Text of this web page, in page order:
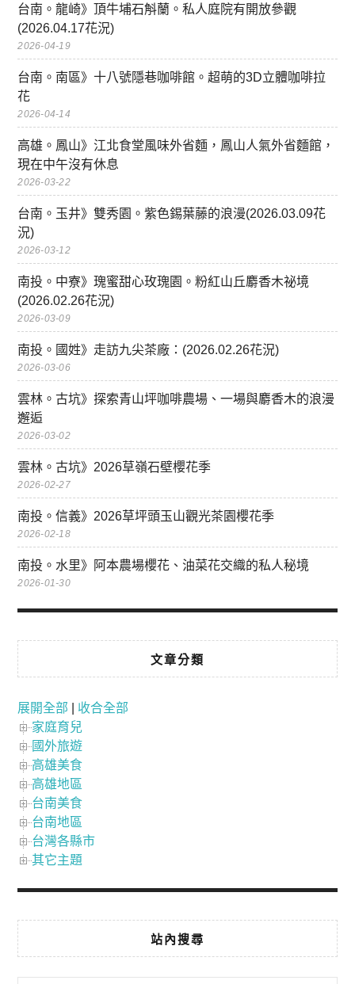
台南。龍崎》頂牛埔石斛蘭。私人庭院有開放參觀
(2026.04.17花況)
2026-04-19
台南。南區》十八號隱巷咖啡館。超萌的3D立體咖啡拉
花
2026-04-14
高雄。鳳山》江北食堂風味外省麵，鳳山人氣外省麵館，
現在中午沒有休息
2026-03-22
台南。玉井》雙秀園。紫色錫葉藤的浪漫(2026.03.09花
況)
2026-03-12
南投。中寮》瑰蜜甜心玫瑰園。粉紅山丘麝香木祕境
(2026.02.26花況)
2026-03-09
南投。國姓》走訪九尖茶廠：(2026.02.26花況)
2026-03-06
雲林。古坑》探索青山坪咖啡農場、一場與麝香木的浪漫
邂逅
2026-03-02
雲林。古坑》2026草嶺石壁櫻花季
2026-02-27
南投。信義》2026草坪頭玉山觀光茶園櫻花季
2026-02-18
南投。水里》阿本農場櫻花、油菜花交織的私人秘境
2026-01-30
文章分類
展開全部
收合全部
家庭育兒
國外旅遊
高雄美食
高雄地區
台南美食
台南地區
台灣各縣市
其它主題
站內搜尋